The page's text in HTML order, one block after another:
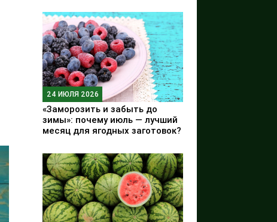
24 ИЮЛЯ 2026
«Заморозить и забыть до
зимы»: почему июль — лучший
месяц для ягодных заготовок?